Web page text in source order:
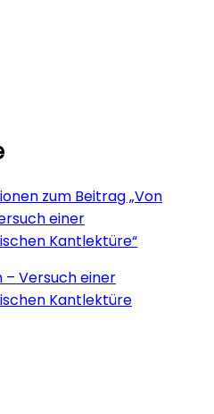
zum Beitrag „Von
einer
Kantlektüre“
– Versuch einer
Kantlektüre